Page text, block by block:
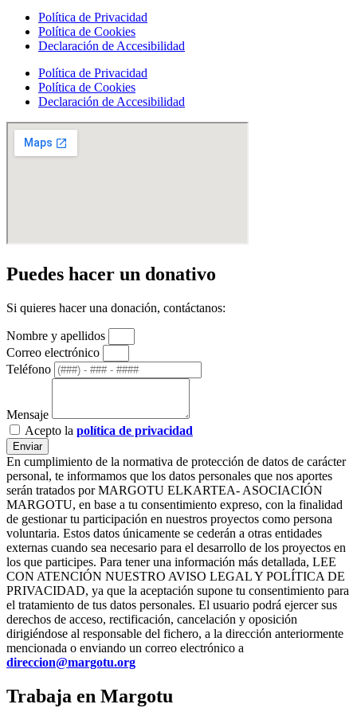
Política de Privacidad
Política de Cookies
Declaración de Accesibilidad
Política de Privacidad
Política de Cookies
Declaración de Accesibilidad
Puedes hacer un donativo
Si quieres hacer una donación, contáctanos:
Nombre y apellidos
Correo electrónico
Teléfono
Mensaje
Acepto la política de privacidad
Enviar
En cumplimiento de la normativa de protección de datos de carácter
personal, te informamos que los datos personales que nos aportes
serán tratados por MARGOTU ELKARTEA- ASOCIACIÓN
MARGOTU, en base a tu consentimiento expreso, con la finalidad
de gestionar tu participación en nuestros proyectos como persona
voluntaria. Estos datos únicamente se cederán a otras entidades
externas cuando sea necesario para el desarrollo de los proyectos en
los que participes. Para tener una información más detallada, LEE
CON ATENCIÓN NUESTRO AVISO LEGAL Y POLÍTICA DE
PRIVACIDAD, ya que la aceptación supone tu consentimiento para
el tratamiento de tus datos personales. El usuario podrá ejercer sus
derechos de acceso, rectificación, cancelación y oposición
dirigiéndose al responsable del fichero, a la dirección anteriormente
mencionada o enviando un correo electrónico a
direccion@margotu.org
Trabaja en Margotu